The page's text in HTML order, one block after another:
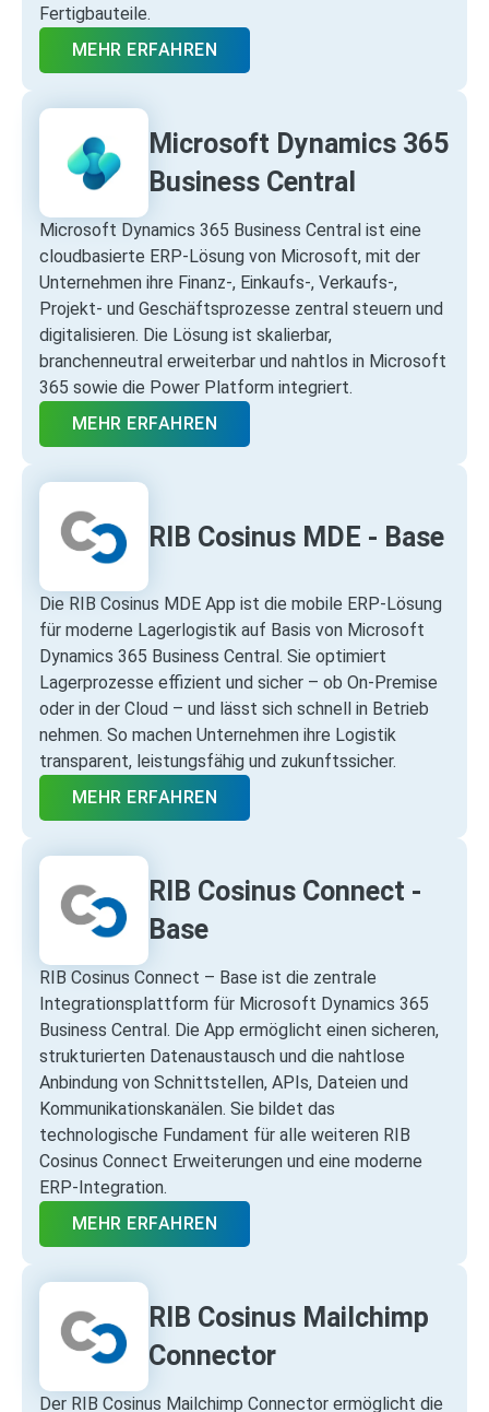
Fertigbauteile.
MEHR ERFAHREN
Microsoft Dynamics 365
Business Central
Microsoft Dynamics 365 Business Central ist eine
cloudbasierte ERP‑Lösung von Microsoft, mit der
Unternehmen ihre Finanz‑, Einkaufs‑, Verkaufs‑,
Projekt‑ und Geschäftsprozesse zentral steuern und
digitalisieren. Die Lösung ist skalierbar,
branchenneutral erweiterbar und nahtlos in Microsoft
365 sowie die Power Platform integriert.
MEHR ERFAHREN
RIB Cosinus MDE - Base
Die RIB Cosinus MDE App ist die mobile ERP‑Lösung
für moderne Lagerlogistik auf Basis von Microsoft
Dynamics 365 Business Central. Sie optimiert
Lagerprozesse effizient und sicher – ob On‑Premise
oder in der Cloud – und lässt sich schnell in Betrieb
nehmen. So machen Unternehmen ihre Logistik
transparent, leistungsfähig und zukunftssicher.
MEHR ERFAHREN
RIB Cosinus Connect -
Base
RIB Cosinus Connect – Base ist die zentrale
Integrationsplattform für Microsoft Dynamics 365
Business Central. Die App ermöglicht einen sicheren,
strukturierten Datenaustausch und die nahtlose
Anbindung von Schnittstellen, APIs, Dateien und
Kommunikationskanälen. Sie bildet das
technologische Fundament für alle weiteren RIB
Cosinus Connect Erweiterungen und eine moderne
ERP‑Integration.
MEHR ERFAHREN
RIB Cosinus Mailchimp
Connector
Der RIB Cosinus Mailchimp Connector ermöglicht die